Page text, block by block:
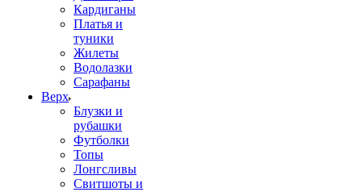
Кардиганы
Платья и
туники
Жилеты
Водолазки
Сарафаны
Верх
Блузки и
рубашки
Футболки
Топы
Лонгсливы
Свитшоты и